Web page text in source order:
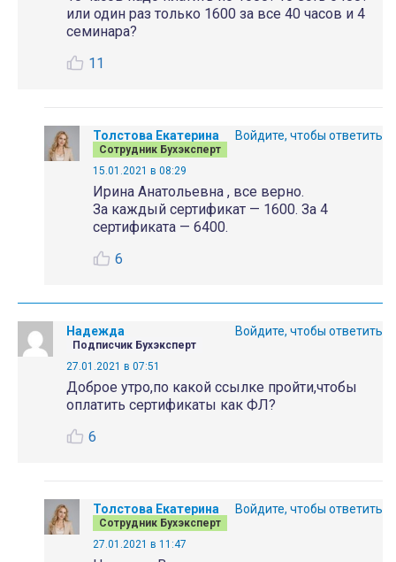
или один раз только 1600 за все 40 часов и 4
семинара?
11
Толстова Екатерина
Сотрудник Бухэксперт
15.01.2021 в 08:29
Ирина Анатольевна , все верно.
За каждый сертификат — 1600. За 4
сертификата — 6400.
6
Войдите, чтобы ответить
Надежда
Подписчик Бухэксперт
27.01.2021 в 07:51
Доброе утро,по какой ссылке пройти,чтобы
оплатить сертификаты как ФЛ?
6
Войдите, чтобы ответить
Толстова Екатерина
Сотрудник Бухэксперт
27.01.2021 в 11:47
Войдите, чтобы ответить